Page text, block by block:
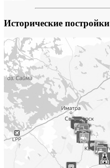
Исторические постройки